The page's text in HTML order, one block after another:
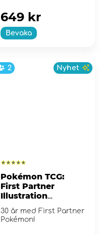
Bevaka
649 kr
2 Nyhet
Pokémon TCG:
First Partner
Illustration
Collection - Series
2
30 år med First Partner
Pokémon!